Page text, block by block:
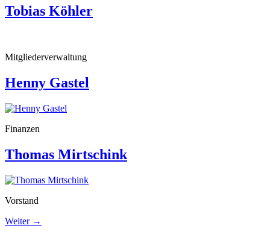
Tobias Köhler
Mitgliederverwaltung
Henny Gastel
Finanzen
Thomas Mirtschink
Vorstand
Weiter →